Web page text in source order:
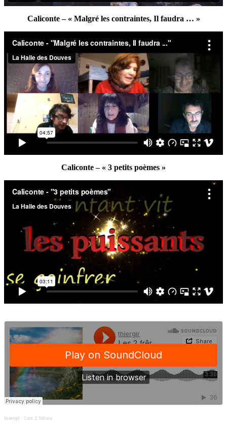
Caliconte – « Malgré les contraintes, Il faudra … »
Caliconte – « 3 petits poèmes »
thiergir · Les 2 frêres